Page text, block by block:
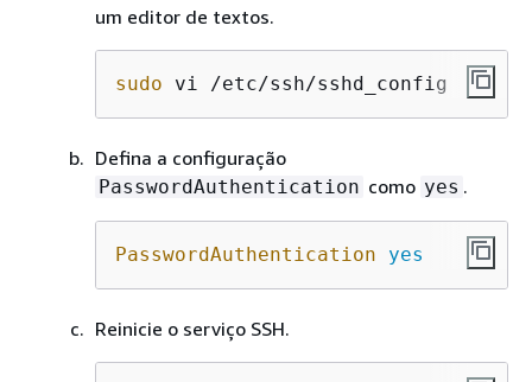
um editor de textos.
sudo vi /etc/ssh/sshd_config
Defina a configuração
PasswordAuthentication como yes .
PasswordAuthentication yes
Reinicie o serviço SSH.